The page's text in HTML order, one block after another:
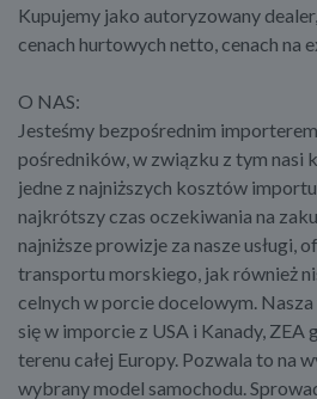
Kupujemy jako autoryzowany
cenach hurtowych netto, cenach na
O NAS:
Jesteśmy bezpośrednim
pośredników, w związku z tym nasi
jedne z najniższych kosztów
najkrótszy czas oczekiwania na
najniższe prowizje za nasze usługi,
transportu morskiego, jak również
celnych w porcie docelowym.
się w imporcie z USA i Kanady, ZEA
terenu całej Europy. Pozwala to na
wybrany model samochodu.